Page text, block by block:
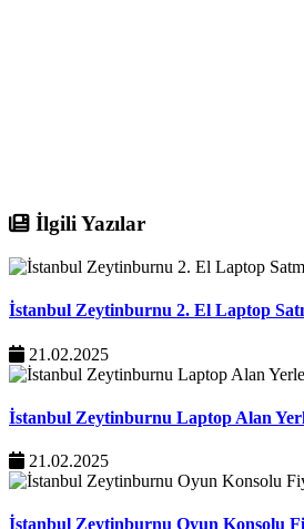
İlgili Yazılar
İstanbul Zeytinburnu 2. El Laptop
21.02.2025
İstanbul Zeytinburnu Laptop Alan
21.02.2025
İstanbul Zeytinburnu Oyun Konsolu